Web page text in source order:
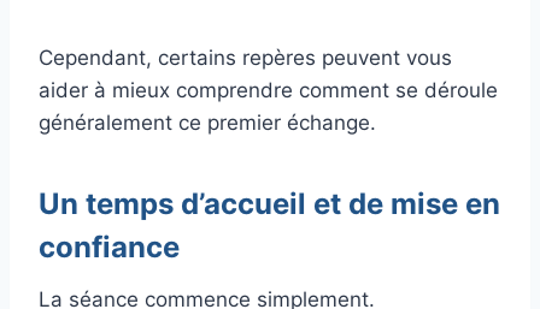
Cependant, certains repères peuvent vous
aider à mieux comprendre comment se déroule
généralement ce premier échange.
Un temps d’accueil et de mise en
confiance
La séance commence simplement.